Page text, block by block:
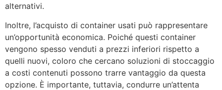
alternativi.
Inoltre, l’acquisto di container usati può rappresentare
un’opportunità economica. Poiché questi container
vengono spesso venduti a prezzi inferiori rispetto a
quelli nuovi, coloro che cercano soluzioni di stoccaggio
a costi contenuti possono trarre vantaggio da questa
opzione. È importante, tuttavia, condurre un’attenta